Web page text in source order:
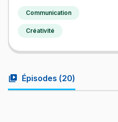
Communication
Créativité
video_library Épisodes (20)